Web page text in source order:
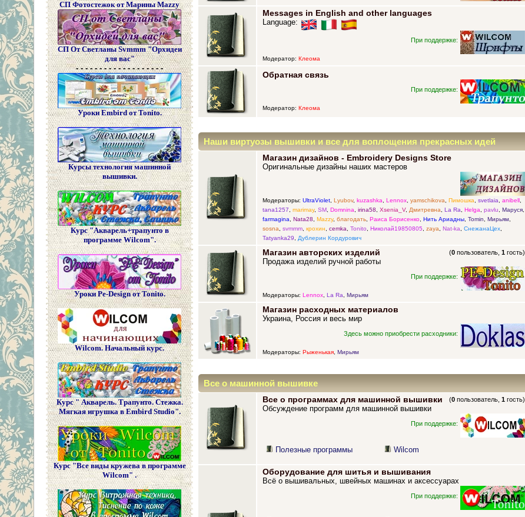
СП Фотостежок от Марины Mazzy
СП От Светланы Svmmm "Орхидеи
для вас"
- - - - - - - - - - - - - - - - - - -
Уроки Embird от Tonito.
Курсы технология машинной
вышивки.
Курс "Акварель+трапунто в
программе Wilcom".
Уроки Pe-Design от Tonito.
Wilcom. Начальный курс.
Курс " Акварель. Трапунто. Стежка.
Мягкая игрушка в Embird Studio".
Курс "Все виды кружева в программе
Wilcom" .
Messages in English and other languages
Language:
При поддержке:
Модератор: Клеома
Обратная связь
При поддержке:
Модератор: Клеома
Наши виртуозы вышивки и все для воплощения прекрасных идей
Магазин дизайнов - Embroidery Designs Store
Оригинальные дизайны наших мастеров
Модераторы: UltraViolet, Lyubov, kuzashka, Lennox, yamschikova, Пимошка, svetlaia, anibell,
tana1257, marimay, SM, Domnina, irina58, Xsenia_V, Дмитревна, La Ra, Helga, pavlu, Маруся,
farmagina, Nata28, Mazzy, благодать, Раиса Борисенко, Нить Ариадны, Tomin, Мирьям,
sosna, svmmm, крохин, cemka, Tonito, Николай19850805, zaya, Nat-ka, СнежанаЦех,
Tatyanka29, Дублерин Кордурович
Магазин авторских изделий (0 пользователь,1 гость)
Продажа изделий ручной работы
При поддержке:
Модераторы: Lennox, La Ra, Мирьям
Магазин расходных материалов
Украина, Россия и весь мир
Здесь можно приобрести расходники:
Модераторы: Рыженькая, Мирьям
Все о машинной вышивке
Все о программах для машинной вышивки (0 пользователь,1 гость)
Обсуждение программ для машинной вышивки
При поддержке:
Полезные программы Wilcom
Оборудование для шитья и вышивания
Всё о вышивальных, швейных машинах и аксессуарах
При поддержке: